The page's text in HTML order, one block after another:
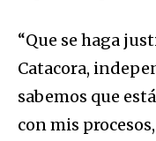
“Que se haga
Catacora,
sabemos que
con mis